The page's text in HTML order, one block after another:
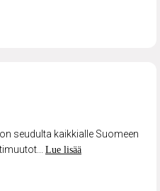
seudulta kaikkialle Suomeen
Lue lisää